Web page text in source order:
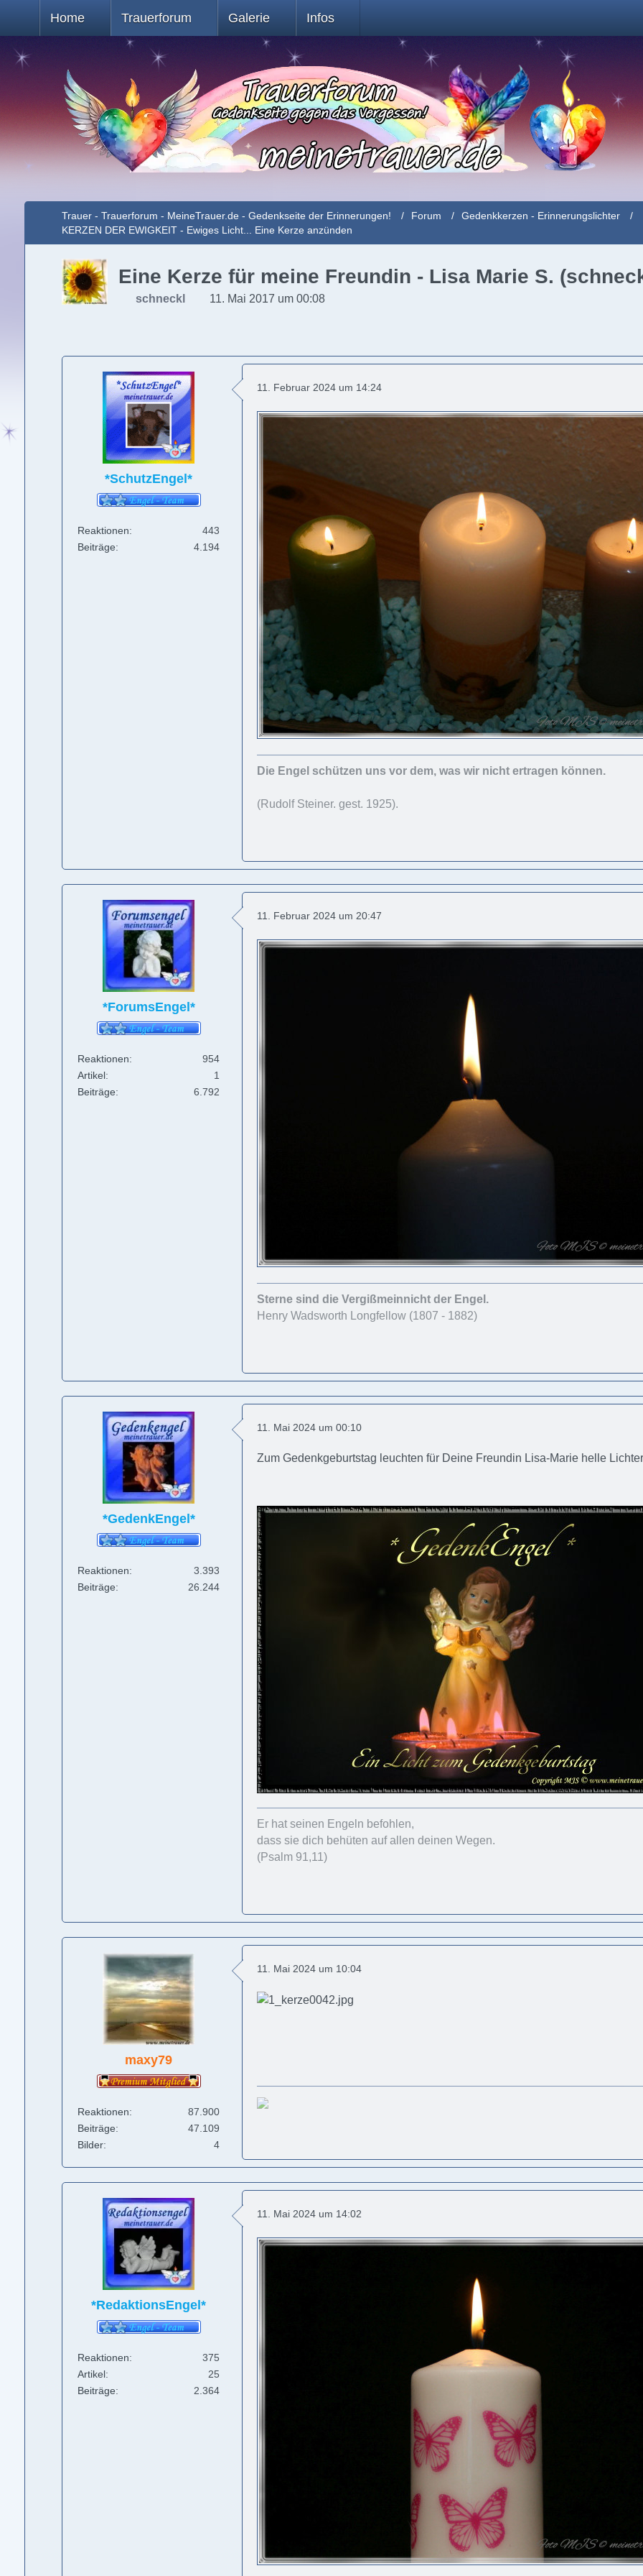
Home Trauerforum Galerie Infos
Trauer - Trauerforum - MeineTrauer.de - Gedenkseite der Erinnerungen! Forum
Gedenkkerzen - Erinnerungslichter
KERZEN DER EWIGKEIT - Ewiges Licht... Eine Kerze anzünden
Eine Kerze für meine Freundin - Lisa Marie S.
schneckl 11. Mai 2017 um 00:08
*SchutzEngel*
Reaktionen
443
Beiträge
4.194
11. Februar 2024 um 14:24
Die Engel schützen uns vor dem, was wir nicht ertragen können.
(Rudolf Steiner. gest. 1925).
*ForumsEngel*
Reaktionen
954
Artikel
1
Beiträge
6.792
11. Februar 2024 um 20:47
Sterne sind die Vergißmeinnicht der Engel.
Henry Wadsworth Longfellow (1807 - 1882)
*GedenkEngel*
Reaktionen
3.393
Beiträge
26.244
11. Mai 2024 um 00:10
Zum Gedenkgeburtstag leuchten für Deine Freundin Lisa-Marie helle
Er hat seinen Engeln befohlen,
dass sie dich behüten auf allen deinen Wegen.
(Psalm 91,11)
maxy79
Reaktionen
87.900
Beiträge
47.109
Bilder
4
11. Mai 2024 um 10:04
*RedaktionsEngel*
Reaktionen
375
Artikel
25
Beiträge
2.364
11. Mai 2024 um 14:02